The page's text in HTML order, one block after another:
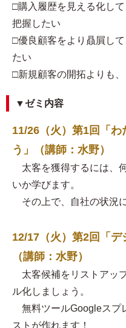
□購入履歴を見える化し
把握したい
□優良顧客をより贔屓し
たい
□新規顧客の開拓よりも
▼ゼミ内容
11/26（火）第1回「
う」（講師：水野）
太客を獲得するには、
いか学びます。
その上で、自社の状況
12/17（火）第2回「デ
（講師：水野）
太客候補をリストアッ
ル化しましょう。
無料ツールGoogleスプ
ストが作れます！